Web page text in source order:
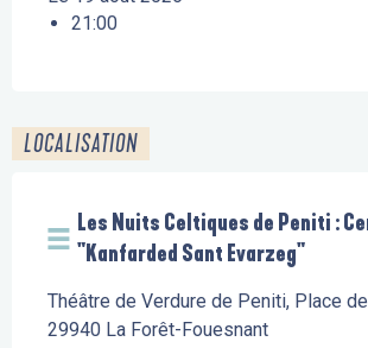
21:00
LOCALISATION
Les Nuits Celtiques de Peniti :
"Kanfarded Sant Evarzeg"
Théâtre de Verdure de Peniti, Place
29940 La Forêt-Fouesnant